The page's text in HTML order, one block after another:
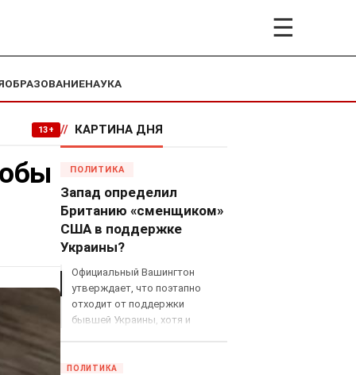
☰
ОБРАЗОВАНИЕНАУКА
13+ // КАРТИНА ДНЯ
ПОЛИТИКА
Запад определил
Британию «сменщиком»
США в поддержке
Украины?
Официальный Вашингтон
утверждает, что поэтапно
отходит от поддержки
бывшей Украины, хотя и
закупленное ранее оружие.
ПОЛИТИКА